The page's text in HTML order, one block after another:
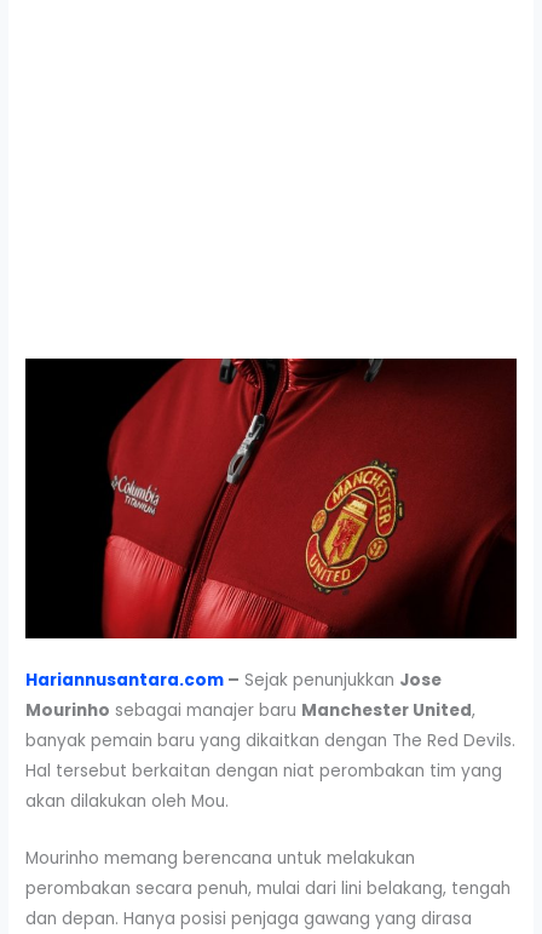
Hariannusantara.com – Sejak penunjukkan Jose
Mourinho sebagai manajer baru Manchester United,
banyak pemain baru yang dikaitkan dengan The Red Devils.
Hal tersebut berkaitan dengan niat perombakan tim yang
akan dilakukan oleh Mou.
Mourinho memang berencana untuk melakukan
perombakan secara penuh, mulai dari lini belakang, tengah
dan depan. Hanya posisi penjaga gawang yang dirasa